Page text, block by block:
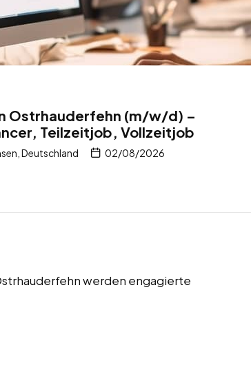
Ostrhauderfehn (m/w/d) –
Teilzeitjob, Vollzeitjob
Deutschland 02/08/2026
werden engagierte